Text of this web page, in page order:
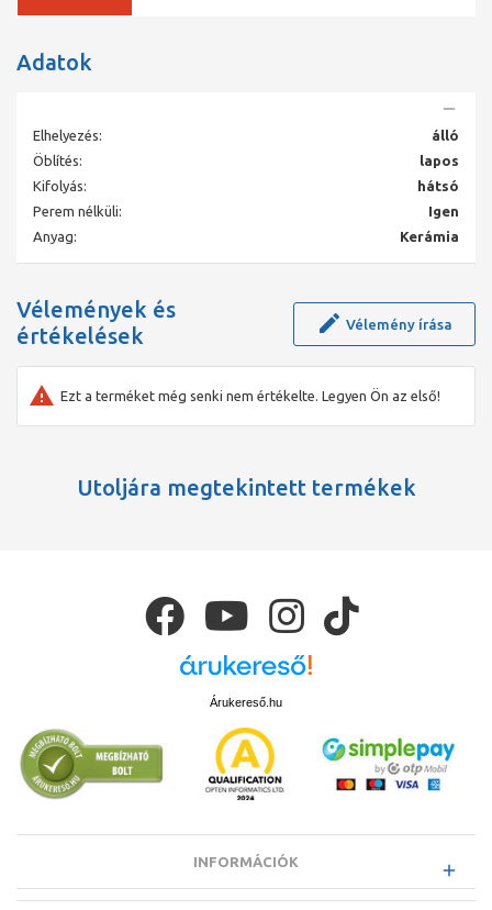
Adatok
Elhelyezés:
álló
Öblítés:
lapos
Kifolyás:
hátsó
Perem nélküli:
Igen
Anyag:
Kerámia
Vélemények és
értékelések
Vélemény írása
Ezt a terméket még senki nem értékelte. Legyen Ön az első!
Utoljára megtekintett termékek
Árukereső.hu
INFORMÁCIÓK